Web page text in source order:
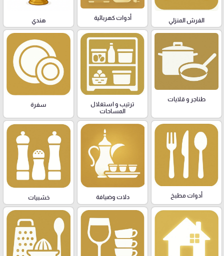
الفرش المنزلي أدوات كهربائية هندي
طناجر و قلايات
ترتيب و استغلال
المساحات
سفرة
أدوات مطبخ دلات وضيافة خشبيات